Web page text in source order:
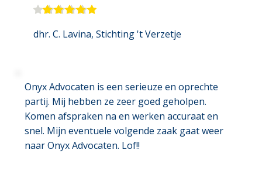
dhr. C. Lavina, Stichting 't Verzetje
Onyx Advocaten is een serieuze en oprechte
partij. Mij hebben ze zeer goed geholpen.
Komen afspraken na en werken accuraat en
snel. Mijn eventuele volgende zaak gaat weer
naar Onyx Advocaten. Lof!!